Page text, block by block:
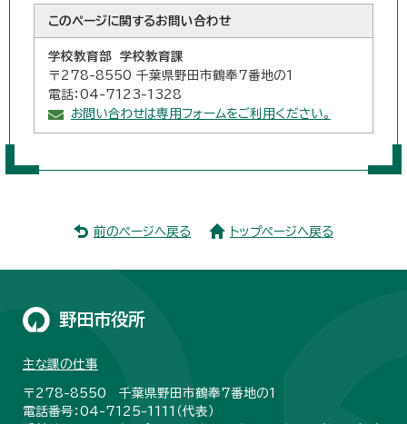
このページに関するお問い合わせ
学校教育部 学校教育課
〒278-8550 千葉県野田市鶴奉7番地の1
電話：04-7123-1328
お問い合わせは専用フォームをご利用ください。
前のページへ戻る トップページへ戻る
野田市役所
主な課の仕事
〒278-8550 千葉県野田市鶴奉7番地の1
電話番号：04-7125-1111（代表）